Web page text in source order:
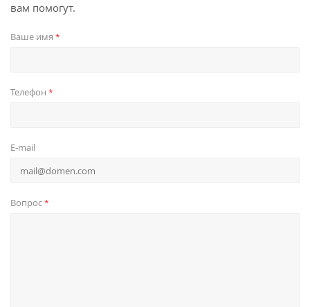
вам помогут.
Ваше имя *
Телефон *
E-mail
Вопрос*